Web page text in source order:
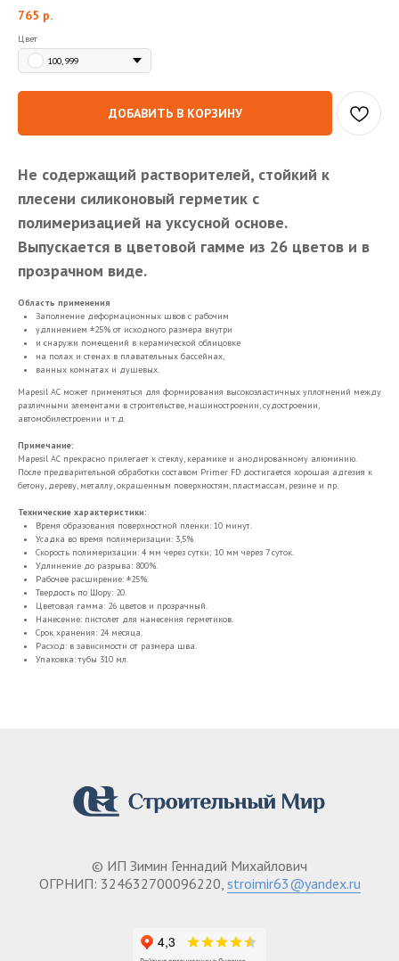
765 р.
Цвет
100, 999
ДОБАВИТЬ В КОРЗИНУ
Не содержащий растворителей, стойкий к
плесени силиконовый герметик с
полимеризацией на уксусной основе.
Выпускается в цветовой гамме из 26 цветов и в
прозрачном виде.
Область применения
Заполнение деформационных швов с рабочим
удлинением ±25% от исходного размера внутри
и снаружи помещений в керамической облицовке
на полах и стенах в плавательных бассейнах,
ванных комнатах и душевых.
Mapesil AC может применяться для формирования высокоэластичных уплотнений между
различными элементами в строительстве, машиностроении, судостроении,
автомобилестроении и т.д.
Примечание:
Mapesil AC прекрасно прилегает к стеклу, керамике и анодированному алюминию.
После предварительной обработки составом Primer FD достигается хорошая адгезия к
бетону, дереву, металлу, окрашенным поверхностям, пластмассам, резине и пр.
Технические характеристики:
Время образования поверхностной пленки: 10 минут.
Усадка во время полимеризации: 3,5%.
Скорость полимеризации: 4 мм через сутки; 10 мм через 7 суток.
Удлинение до разрыва: 800%.
Рабочее расширение: ±25%.
Твердость по Шору: 20.
Цветовая гамма: 26 цветов и прозрачный.
Нанесение: пистолет для нанесения герметиков.
Срок хранения: 24 месяца.
Расход: в зависимости от размера шва.
Упаковка: тубы 310 мл.
© ИП Зимин Геннадий Михайлович
ОГРНИП: 324632700096220, stroimir63@yandex.ru